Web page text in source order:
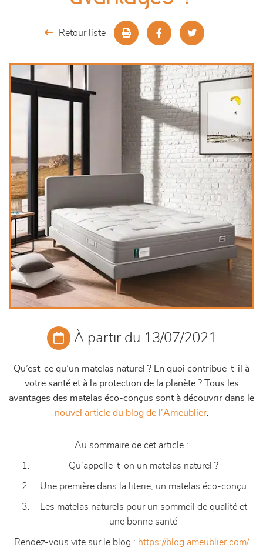
chambres et dressing
literie
décoration
Retour liste
À partir du 13/07/2021
Qu’est-ce qu’un matelas naturel ? En quoi contribue-t-il à
votre santé et à la protection de la planète ? Tous les
avantages des matelas éco-conçus sont à découvrir dans le
nouvel article du blog de l'Ameublier.
Au sommaire de cet article :
Qu’appelle-t-on un matelas naturel ?
Une première dans la literie, un matelas éco-conçu
Les matelas naturels pour un sommeil de qualité et
une bonne santé
Rendez-vous vite sur le blog : https://blog.ameublier.com/